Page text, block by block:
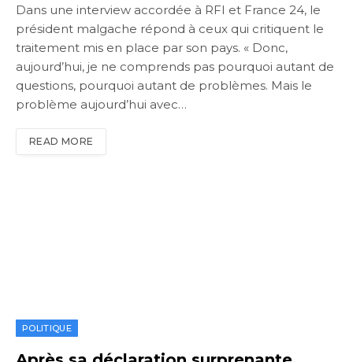
Dans une interview accordée à RFI et France 24, le
président malgache répond à ceux qui critiquent le
traitement mis en place par son pays. « Donc,
aujourd’hui, je ne comprends pas pourquoi autant de
questions, pourquoi autant de problèmes. Mais le
problème aujourd’hui avec…
READ MORE
POLITIQUE